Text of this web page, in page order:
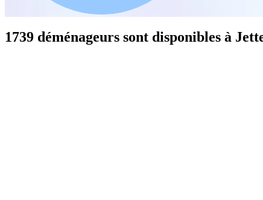
1739 déménageurs sont disponibles à